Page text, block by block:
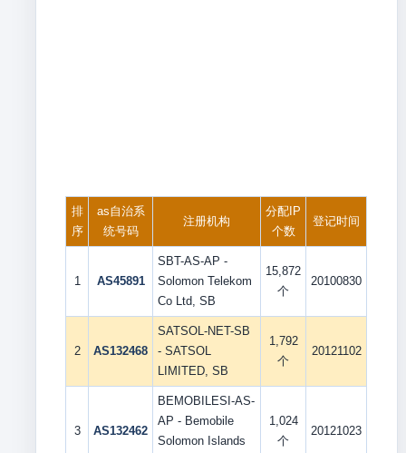
排
序
as自治系
统号码
注册机构
分配IP
个数
登记时间
1 AS45891
SBT-AS-AP -
Solomon Telekom
Co Ltd, SB
15,872
个
20100830
2 AS132468
SATSOL-NET-SB
- SATSOL
LIMITED, SB
1,792
个
20121102
3 AS132462
BEMOBILESI-AS-
AP - Bemobile
Solomon Islands
1,024
个
20121023